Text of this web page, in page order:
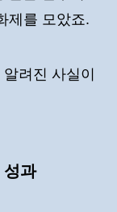
제를 모았죠.
려진 사실이
성과